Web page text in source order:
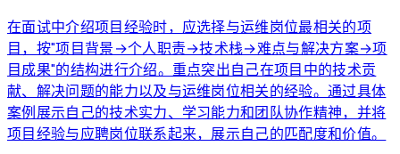
在面试中介绍项目经验时，应选择与运维岗位最相关的项
目，按"项目背景→个人职责→技术栈→难点与解决方案→项
目成果"的结构进行介绍。重点突出自己在项目中的技术贡
献、解决问题的能力以及与运维岗位相关的经验。通过具体
案例展示自己的技术实力、学习能力和团队协作精神，并将
项目经验与应聘岗位联系起来，展示自己的匹配度和价值。